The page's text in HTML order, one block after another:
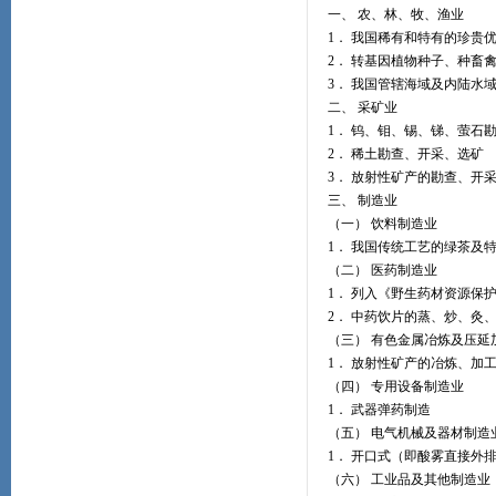
一、 农、林、牧、渔业
1． 我国稀有和特有的珍贵
2． 转基因植物种子、种畜
3． 我国管辖海域及内陆水
二、 采矿业
1． 钨、钼、锡、锑、萤石
2． 稀土勘查、开采、选矿
3． 放射性矿产的勘查、开
三、 制造业
（一） 饮料制造业
1． 我国传统工艺的绿茶及
（二） 医药制造业
1． 列入《野生药材资源保
2． 中药饮片的蒸、炒、灸
（三） 有色金属冶炼及压延
1． 放射性矿产的冶炼、加工
（四） 专用设备制造业
1． 武器弹药制造
（五） 电气机械及器材制造
1． 开口式（即酸雾直接外
（六） 工业品及其他制造业